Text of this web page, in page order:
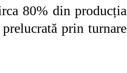
80% din producția
prin turnare